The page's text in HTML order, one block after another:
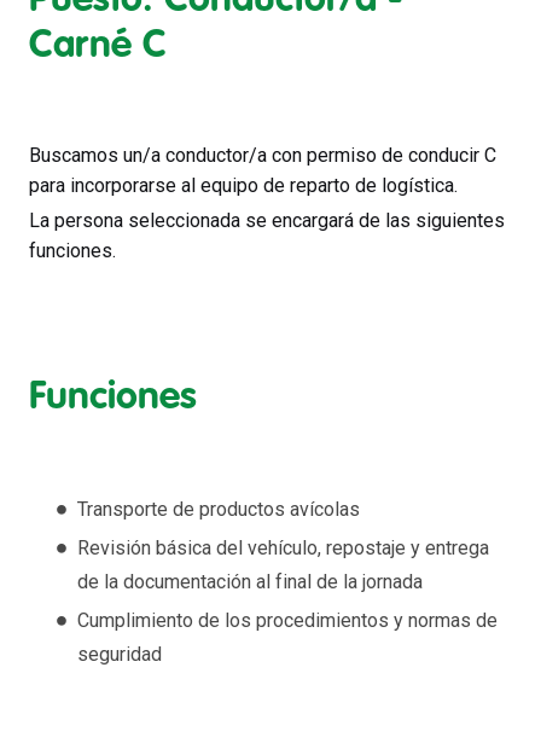
Carné C
Buscamos un/a conductor/a con permiso de conducir C
para incorporarse al equipo de reparto de logística.
La persona seleccionada se encargará de las siguientes
funciones.
Funciones
Transporte de productos avícolas
Revisión básica del vehículo, repostaje y entrega
de la documentación al final de la jornada
Cumplimiento de los procedimientos y normas de
seguridad